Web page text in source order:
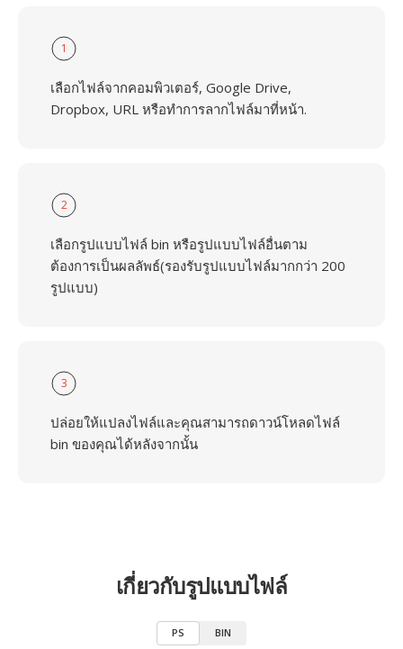
1
เลือกไฟล์จากคอมพิวเตอร์, Google Drive,
Dropbox, URL หรือทำการลากไฟล์มาที่หน้า.
2
เลือกรูปแบบไฟล์ bin หรือรูปแบบไฟล์อื่นตาม
ต้องการเป็นผลลัพธ์(รองรับรูปแบบไฟล์มากกว่า 200
รูปแบบ)
3
ปล่อยให้แปลงไฟล์และคุณสามารถดาวน์โหลดไฟล์
bin ของคุณได้หลังจากนั้น
เกี่ยวกับรูปแบบไฟล์
PS BIN